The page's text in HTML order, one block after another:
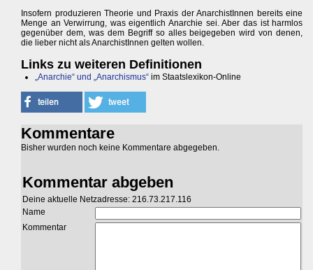
Insofern produzieren Theorie und Praxis der AnarchistInnen bereits eine
Menge an Verwirrung, was eigentlich Anarchie sei. Aber das ist harmlos
gegenüber dem, was dem Begriff so alles beigegeben wird von denen,
die lieber nicht als AnarchistInnen gelten wollen.
Links zu weiteren Definitionen
„Anarchie“ und „Anarchismus“ im Staatslexikon-Online
Kommentare
Bisher wurden noch keine Kommentare abgegeben.
Kommentar abgeben
Deine aktuelle Netzadresse: 216.73.217.116
Name
Kommentar